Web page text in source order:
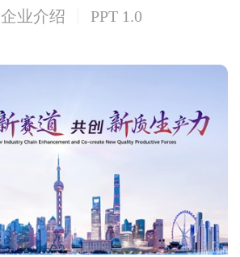
企业介绍 PPT 1.0